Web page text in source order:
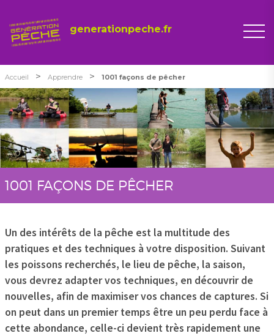
generationpeche.fr
Accueil > Apprendre > 1001 façons de pêcher
1001 FAÇONS DE PÊCHER
Un des intérêts de la pêche est la multitude des
pratiques et des techniques à votre disposition. Suivant
les poissons recherchés, le lieu de pêche, la saison,
vous devrez adapter vos techniques, en découvrir de
nouvelles, afin de maximiser vos chances de captures. Si
on peut dans un premier temps être un peu perdu face à
cette abondance, celle-ci devient très rapidement une